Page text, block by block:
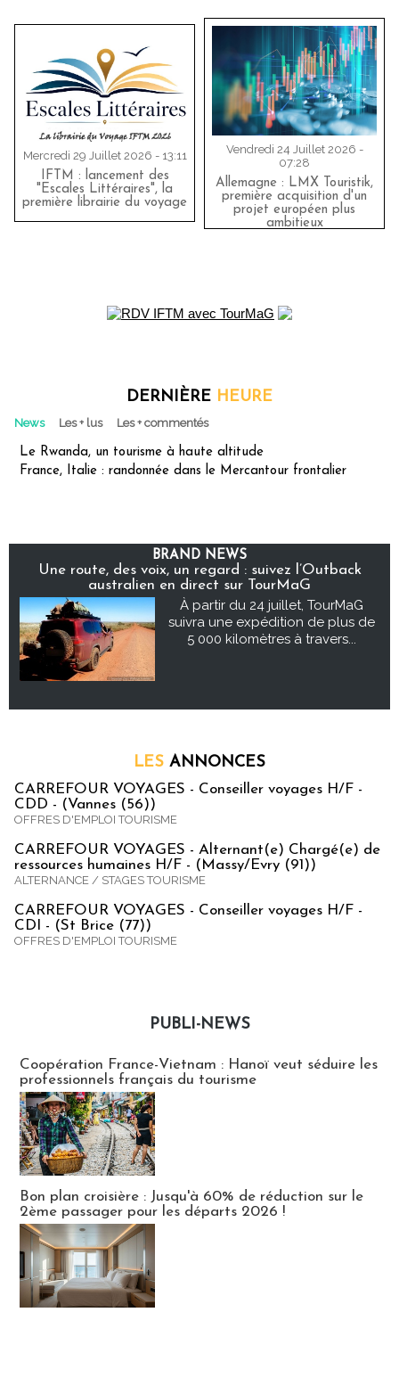
Mercredi 29 Juillet 2026 - 13:11
IFTM : lancement des
"Escales Littéraires", la
première librairie du voyage
Vendredi 24 Juillet 2026 -
07:28
Allemagne : LMX Touristik,
première acquisition d'un
projet européen plus
ambitieux
DERNIÈRE HEURE
News Les + lus Les + commentés
Le Rwanda, un tourisme à haute altitude
France, Italie : randonnée dans le Mercantour frontalier
BRAND NEWS
Une route, des voix, un regard : suivez l’Outback
australien en direct sur TourMaG
À partir du 24 juillet, TourMaG
suivra une expédition de plus de
5 000 kilomètres à travers...
LES ANNONCES
CARREFOUR VOYAGES - Conseiller voyages H/F -
CDD - (Vannes (56))
OFFRES D'EMPLOI TOURISME
CARREFOUR VOYAGES - Alternant(e) Chargé(e) de
ressources humaines H/F - (Massy/Evry (91))
ALTERNANCE / STAGES TOURISME
CARREFOUR VOYAGES - Conseiller voyages H/F -
CDI - (St Brice (77))
OFFRES D'EMPLOI TOURISME
PUBLI-NEWS
Coopération France-Vietnam : Hanoï veut séduire les
professionnels français du tourisme
Bon plan croisière : Jusqu'à 60% de réduction sur le
2ème passager pour les départs 2026 !